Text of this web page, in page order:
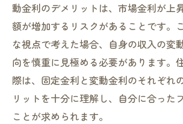
動金利のデメリットは、市場金利が上
額が増加するリスクがあることです。
な視点で考えた場合、自身の収入の変
向を慎重に見極める必要があります。
際は、固定金利と変動金利のそれぞれ
リットを十分に理解し、自分に合った
ことが求められます。